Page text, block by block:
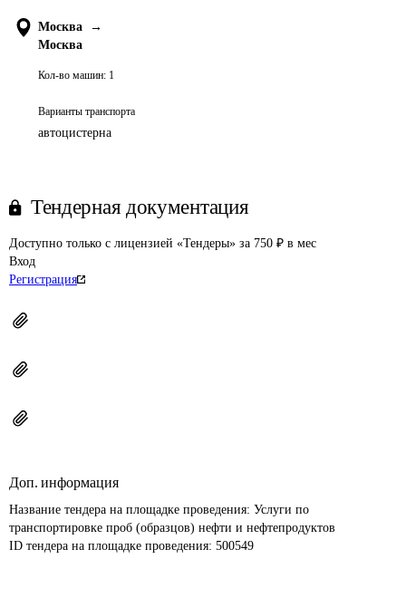
Москва
→
Москва
Кол-во машин: 1
Варианты транспорта
автоцистерна
Тендерная документация
Доступно только с лицензией «Тендеры» за 750 ₽ в мес
Вход
Регистрация
Доп. информация
Название тендера на площадке проведения: Услуги по
транспортировке проб (образцов) нефти и нефтепродуктов
ID тендера на площадке проведения: 500549